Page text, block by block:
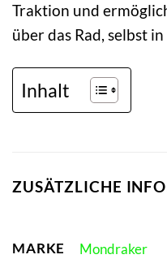
Traktion und
über das Rad, selbst
Inhalt
ZUSÄTZLICHE
MARKE Mondraker